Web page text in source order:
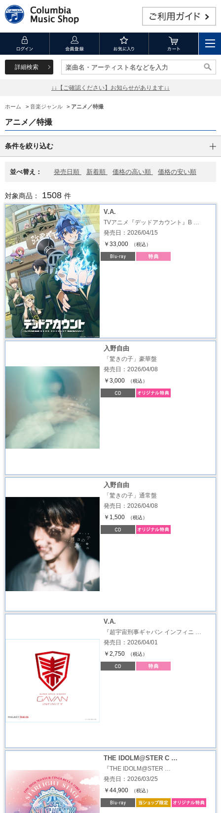
詳細検索 楽曲名・アーティスト名などを入力
楽曲名・アーティスト名などを入力
↓↓【ご確認ください】お知らせがあります↓↓
ホーム > 音楽ジャンル > アニメ／特撮
アニメ／特撮
条件を絞り込む
並べ替え： 発売日順 新着順 価格の高い順 価格の安い順
対象商品： 1508 件
V.A.
TVアニメ『デッドアカウント』B …
発売日：2026/04/15
￥33,000
（税込）
入野自由
「驚きの子」豪華盤
発売日：2026/04/08
￥3,000
（税込）
入野自由
「驚きの子」通常盤
発売日：2026/04/08
￥1,500
（税込）
V.A.
『超宇宙刑事ギャバン インフィニ …
発売日：2026/04/01
￥2,750
（税込）
THE IDOLM@STER C …
『THE IDOLM@STER …
発売日：2026/03/25
￥44,900
（税込）